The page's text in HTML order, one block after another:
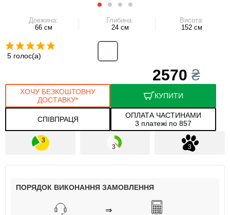
Довжина:
66 см
Глибина:
24 см
Висота:
152 см
5 голос(а)
2570₴
КУПИТИ
СПІВПРАЦЯ
ХОЧУ БЕЗКОШТОВНУ
ДОСТАВКУ*
ОПЛАТА ЧАСТИНАМИ
3 платежі по 857
ПОРЯДОК ВИКОНАННЯ ЗАМОВЛЕННЯ
⇒